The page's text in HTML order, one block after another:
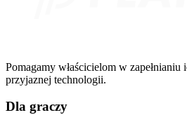
Pomagamy właścicielom w
przyjaznej technologii.
Dla graczy